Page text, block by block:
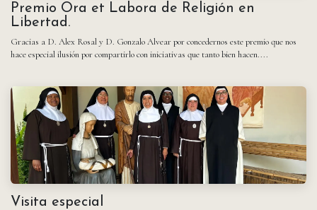
Premio Ora et Labora de Religión en
Libertad.
Gracias a D. Alex Rosal y D. Gonzalo Alvear por concedernos este premio que nos
hace especial ilusión por compartirlo con iniciativas que tanto bien hacen....
Visita especial